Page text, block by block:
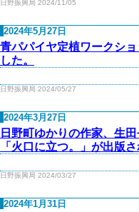
日野振興局 2024/11/05
2024年5月27日
青パパイヤ定植ワークシ
した。
日野振興局 2024/05/27
2024年3月27日
日野町ゆかりの作家、生
「火口に立つ。」が出版さ
日野振興局 2024/03/27
2024年1月31日